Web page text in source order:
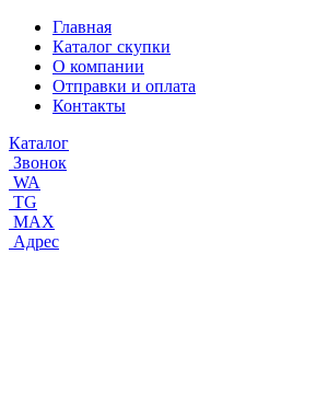
Главная
Каталог скупки
О компании
Отправки и оплата
Контакты
Каталог
Звонок
WA
TG
MAX
Адрес